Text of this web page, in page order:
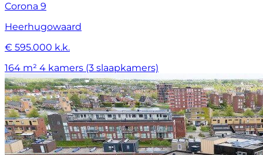
Corona 9
Heerhugowaard
€ 595.000 k.k.
164 m² 4 kamers (3 slaapkamers)